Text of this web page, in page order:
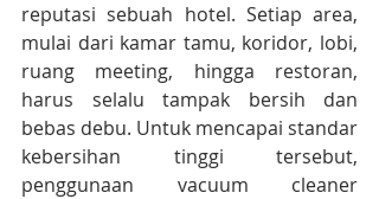
reputasi sebuah hotel. Setiap area,
mulai dari kamar tamu, koridor, lobi,
ruang meeting, hingga restoran,
harus selalu tampak bersih dan
bebas debu. Untuk mencapai standar
kebersihan tinggi tersebut,
penggunaan vacuum cleaner